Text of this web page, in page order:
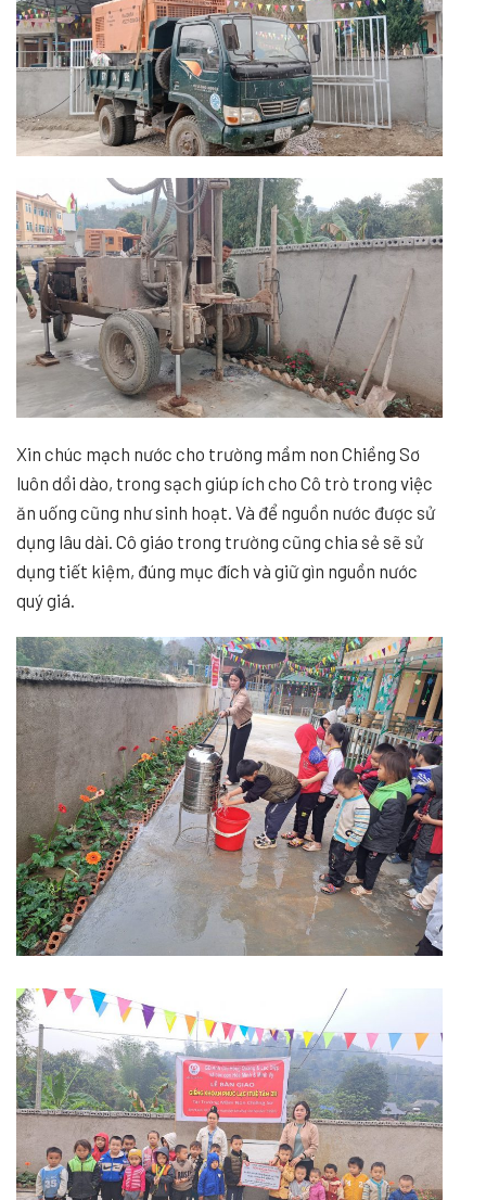
Xin chúc mạch nước cho trường mầm non Chiềng Sơ
luôn dồi dào, trong sạch giúp ích cho Cô trò trong việc
ăn uống cũng như sinh hoạt. Và để nguồn nước được sử
dụng lâu dài. Cô giáo trong trường cũng chia sẻ sẽ sử
dụng tiết kiệm, đúng mục đích và giữ gìn nguồn nước
quý giá.